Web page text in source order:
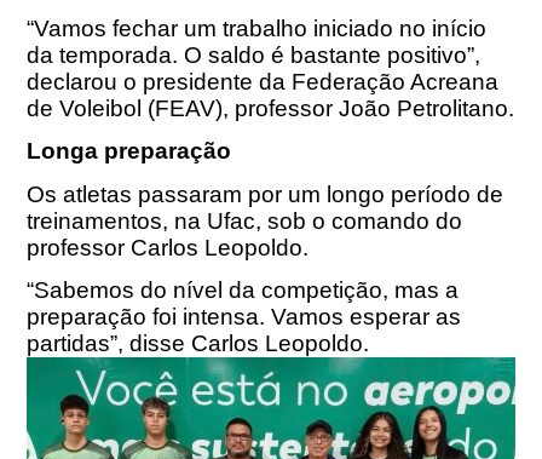
“Vamos fechar um trabalho iniciado no início
da temporada. O saldo é bastante positivo”,
declarou o presidente da Federação Acreana
de Voleibol (FEAV), professor João Petrolitano.
Longa preparação
Os atletas passaram por um longo período de
treinamentos, na Ufac, sob o comando do
professor Carlos Leopoldo.
“Sabemos do nível da competição, mas a
preparação foi intensa. Vamos esperar as
partidas”, disse Carlos Leopoldo.